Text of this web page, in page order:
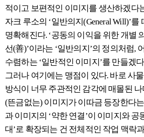
적이고 보편적인 이미지를 생산하겠다
자크 루소의 ‘일반의지(General Will)’를
명확해진다. ‘공동의 이익을 위한 개별
선(善)’이라는 ‘일반의지’의 정의처럼,
수렴하는 ‘일반적인 이미지’를 만들겠
그러나 여기에는 맹점이 있다. 바로 사
방식이 너무 주관적인 감각에 매몰된
(뜬금없는) 이미지가 이따금 등장한다
과 이미지의 ‘약한 연결’이 이미지와 공
대’로 확장되는 건 전체적인 작업 맥락